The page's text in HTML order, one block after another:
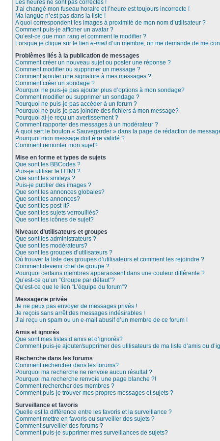
Les heures ne sont pas correctes !
J’ai changé mon fuseau horaire et l’heure est toujours incorrecte !
Ma langue n’est pas dans la liste !
A quoi correspondent les images à proximité de mon nom d’utilisateur ?
Comment puis-je afficher un avatar ?
Qu’est-ce que mon rang et comment le modifier ?
Lorsque je clique sur le lien e-mail d’un membre, on me demande de me
Problèmes liés à la publication de messages
Comment créer un nouveau sujet ou poster une réponse ?
Comment modifier ou supprimer un message ?
Comment ajouter une signature à mes messages ?
Comment créer un sondage ?
Pourquoi ne puis-je pas ajouter plus d’options à mon sondage?
Comment modifier ou supprimer un sondage ?
Pourquoi ne puis-je pas accéder à un forum ?
Pourquoi ne puis-je pas joindre des fichiers à mon message?
Pourquoi ai-je reçu un avertissement ?
Comment rapporter des messages à un modérateur ?
À quoi sert le bouton « Sauvegarder » dans la page de rédaction de
Pourquoi mon message doit être validé ?
Comment remonter mon sujet?
Mise en forme et types de sujets
Que sont les BBCodes ?
Puis-je utiliser le HTML?
Que sont les smileys ?
Puis-je publier des images ?
Que sont les annonces globales?
Que sont les annonces?
Que sont les post-it?
Que sont les sujets verrouillés?
Que sont les icônes de sujet?
Niveaux d’utilisateurs et groupes
Que sont les administrateurs ?
Que sont les modérateurs?
Que sont les groupes d’utilisateurs ?
Où trouver la liste des groupes d’utilisateurs et comment les rejoindre ?
Comment devenir chef de groupe ?
Pourquoi certains membres apparaissent dans une couleur différente ?
Qu’est-ce qu’un “Groupe par défaut”?
Qu’est-ce que le lien “L’équipe du forum”?
Messagerie privée
Je ne peux pas envoyer de messages privés !
Je reçois sans arrêt des messages indésirables !
J’ai reçu un spam ou un e-mail abusif d’un membre de ce forum !
Amis et ignorés
Que sont mes listes d’amis et d’ignorés?
Comment puis-je ajouter/supprimer des utilisateurs de ma liste d’amis ou
Recherche dans les forums
Comment rechercher dans les forums?
Pourquoi ma recherche ne renvoie aucun résultat ?
Pourquoi ma recherche renvoie une page blanche ?!
Comment rechercher des membres ?
Comment puis-je trouver mes propres messages et sujets ?
Surveillance et favoris
Quelle est la différence entre les favoris et la surveillance ?
Comment mettre en favoris ou surveiller des sujets ?
Comment surveiller des forums ?
Comment puis-je supprimer mes surveillances de sujets?